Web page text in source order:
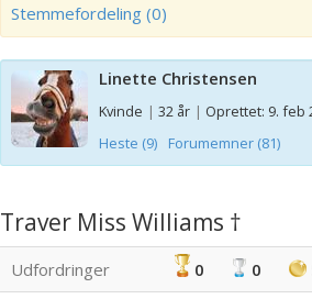
Stemmefordeling (0)
Linette Christensen
Kvinde | 32 år | Oprettet: 9. feb
Heste (9)
Forumemner (81)
Traver Miss Williams †
Udfordringer 0 0